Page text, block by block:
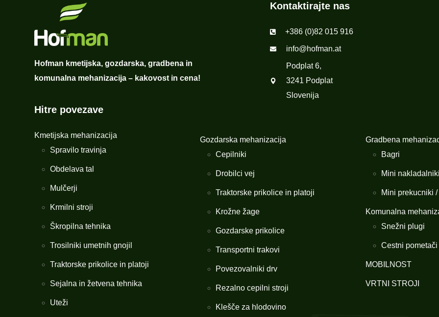
Hofman kmetijska, gozdarska, gradbena in
komunalna mehanizacija – kakovost in cena!
Kontaktirajte nas
+386 (0)82 015 916
info@hofman.at
Podplat 6,
3241 Podplat
Slovenija
Hitre povezave
Kmetijska mehanizacija
Spravilo travinja
Obdelava tal
Mulčerji
Krmilni stroji
Škropilna tehnika
Trosilniki umetnih gnojil
Traktorske prikolice in platoji
Sejalna in žetvena tehnika
Uteži
Gozdarska mehanizacija
Cepilniki
Drobilci vej
Traktorske prikolice in platoji
Krožne žage
Gozdarske prikolice
Transportni trakovi
Povezovalniki drv
Rezalno cepilni stroji
Klešče za hlodovino
Gradbena
Bagri
Mini
Mini prekucniki
Komunalna
Snežni plugi
Cestni pometači
MOBILNOST
VRTNI STROJI